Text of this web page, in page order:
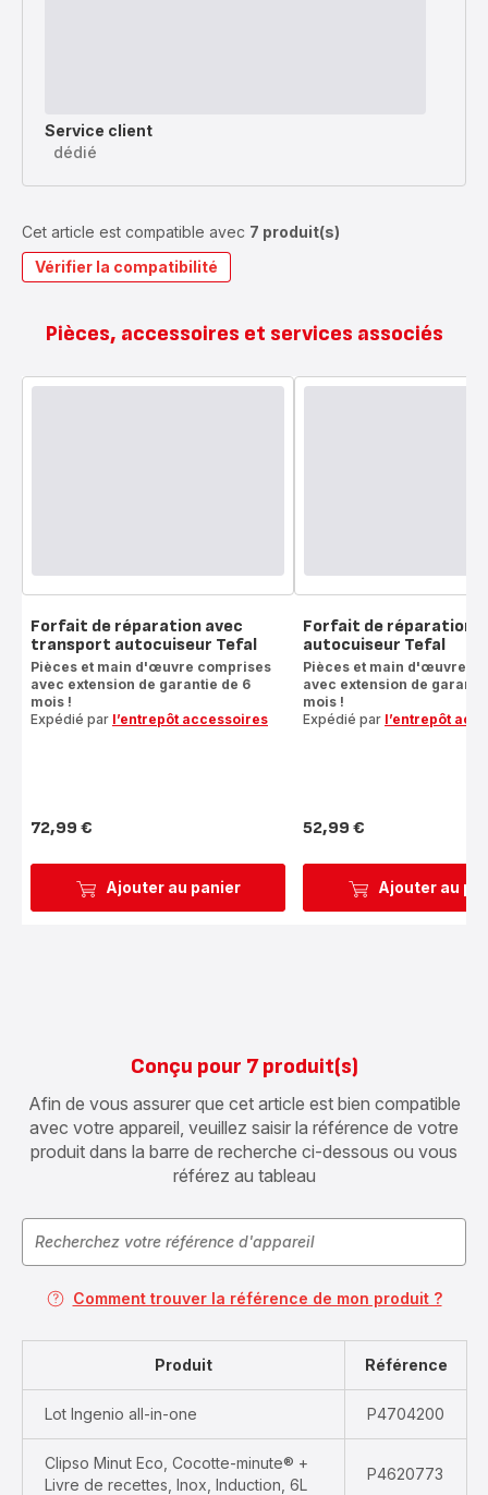
Service client
dédié
Cet article est compatible avec 7 produit(s)
Vérifier la compatibilité
Pièces, accessoires et services associés
Ajouter au panier
Forfait de réparation avec
transport autocuiseur Tefal
Pièces et main d'œuvre comprises
avec extension de garantie de 6
mois !
Expédié par l’entrepôt accessoires
Prix
72,99 €
Ajouter au
Forfait de réparation
autocuiseur Tefal
Pièces et main d'œuvre
avec extension de
mois !
Expédié par l’entrepôt
Prix
52,99 €
Conçu pour 7 produit(s)
Afin de vous assurer que cet article est bien compatible
avec votre appareil, veuillez saisir la référence de votre
produit dans la barre de recherche ci-dessous ou vous
référez au tableau
Comment trouver la référence de mon produit ?
Produit Référence
Lot Ingenio all-in-one P4704200
Clipso Minut Eco, Cocotte-minute® +
Livre de recettes, Inox, Induction, 6L
P4620773